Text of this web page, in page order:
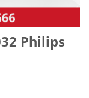
Philips